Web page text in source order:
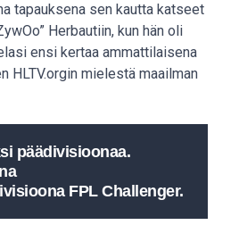
tapauksena sen kautta katseet
Herbautiin, kun hän oli
ensi kertaa ammattilaisena
HLTV.orgin mielestä maailman
päädivisioonaa.
FPL Challenger.